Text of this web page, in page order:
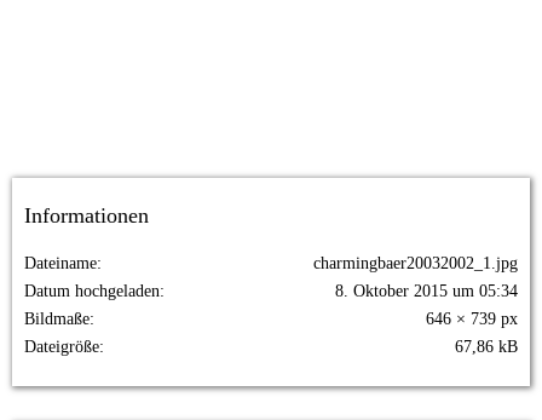
Informationen
Dateiname
charmingbaer20032002_1.jpg
Datum hochgeladen
8. Oktober 2015 um 05:34
Bildmaße
646 × 739 px
Dateigröße
67,86 kB